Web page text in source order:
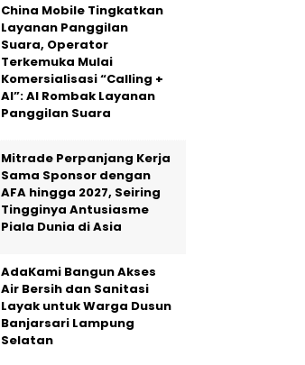
China Mobile Tingkatkan
Layanan Panggilan
Suara, Operator
Terkemuka Mulai
Komersialisasi “Calling +
AI”: AI Rombak Layanan
Panggilan Suara
Mitrade Perpanjang Kerja
Sama Sponsor dengan
AFA hingga 2027, Seiring
Tingginya Antusiasme
Piala Dunia di Asia
AdaKami Bangun Akses
Air Bersih dan Sanitasi
Layak untuk Warga Dusun
Banjarsari Lampung
Selatan